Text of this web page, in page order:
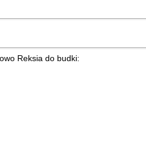
Reksia do budki: